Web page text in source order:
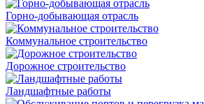
Горно-добывающая отрасль
Коммунальное строительство
Дорожное строительство
Ландшафтные работы